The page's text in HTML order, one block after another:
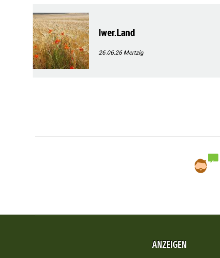
Iwer.Land
26.06.26Mertzig
ANZEIGEN